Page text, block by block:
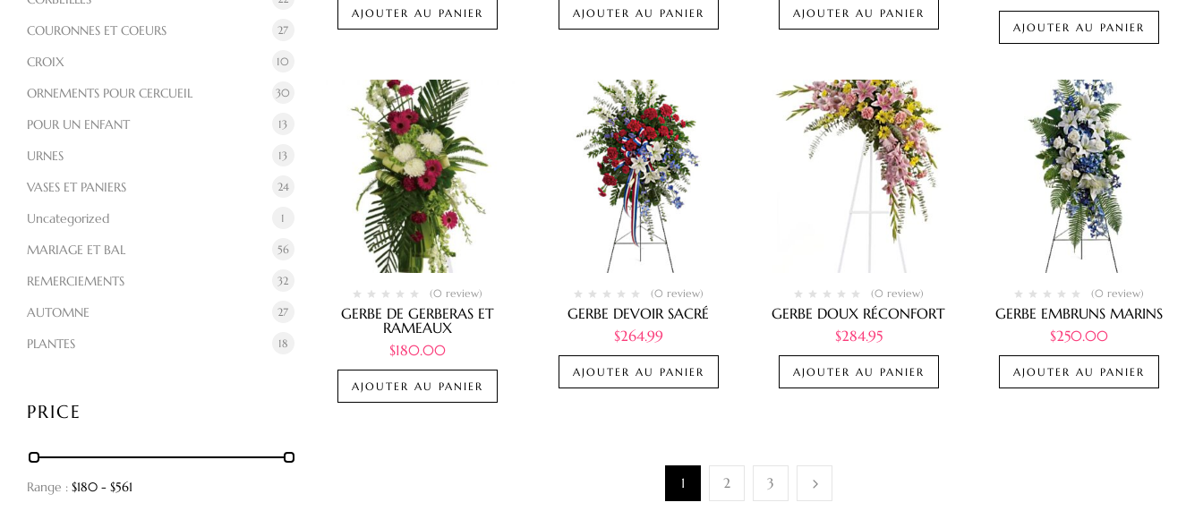
COURONNES ET COEURS 27
CROIX 10
ORNEMENTS POUR CERCUEIL 30
POUR UN ENFANT 13
URNES 13
VASES ET PANIERS 24
Uncategorized 1
MARIAGE ET BAL 56
REMERCIEMENTS 32
AUTOMNE 27
PLANTES 18
PRICE
Range : $180 - $561
AJOUTER AU PANIER AJOUTER AU PANIER
AJOUTER AU PANIER
AJOUTER AU PANIER
(0 review)
GERBE DE GERBERAS ET
RAMEAUX
$180.00
AJOUTER AU PANIER
(0 review)
GERBE DEVOIR SACRÉ
$264.99
AJOUTER AU PANIER
(0 review)
GERBE DOUX RÉCONFORT
$284.95
AJOUTER AU PANIER
(0 review)
GERBE EMBRUNS MARINS
$250.00
AJOUTER AU PANIER
1 2 3